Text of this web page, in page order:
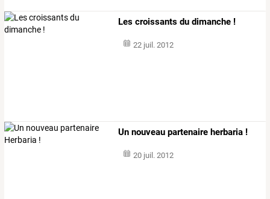
Les croissants du dimanche !
22 juil. 2012
Un nouveau partenaire herbaria !
20 juil. 2012